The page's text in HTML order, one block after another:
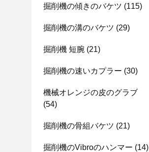
掘削機の傾きのバケツ (115)
掘削機の溝のバケツ (29)
掘削機 短腕 (21)
掘削機の速いカプラー (30)
機械オレンジの皮のグラブ
(54)
掘削機の骨組バケツ (21)
掘削機のvibroのハンマー (14)